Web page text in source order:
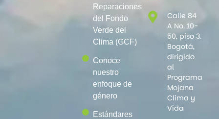
Reparaciones
del Fondo
Verde del
Clima (GCF)
Conoce
nuestro
enfoque de
género
Estándares
Calle 84
A No. 10-
50, piso 3.
Bogotá,
dirigido
al
Programa
Mojana
Clima y
Vida